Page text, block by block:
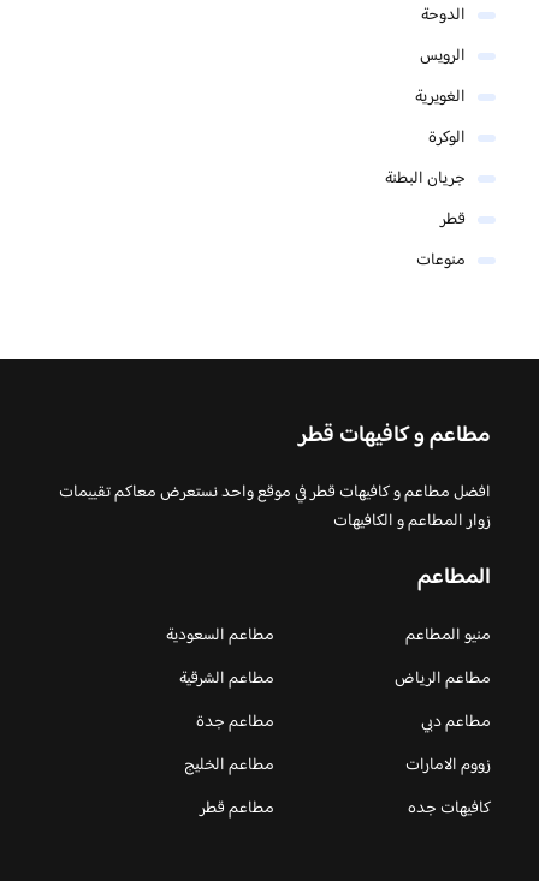
الدوحة
الرويس
الغويرية
الوكرة
جريان البطنة
قطر
منوعات
مطاعم و كافيهات قطر
افضل مطاعم و كافيهات قطر في موقع واحد نستعرض معاكم تقييمات
زوار المطاعم و الكافيهات
المطاعم
منيو المطاعم
مطاعم السعودية
مطاعم الرياض
مطاعم الشرقية
مطاعم دبي
مطاعم جدة
زووم الامارات
مطاعم الخليج
كافيهات جده
مطاعم قطر